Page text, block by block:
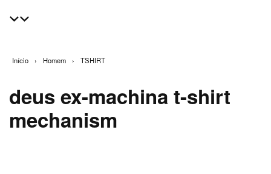
Início › Homem › TSHIRT
deus ex-machina t-shirt
mechanism